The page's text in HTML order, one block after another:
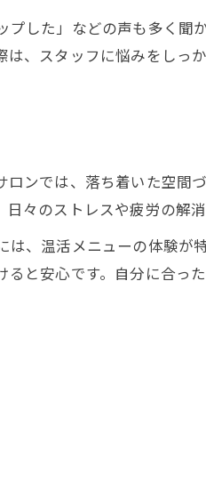
した」などの声も多く聞
、スタッフに悩みをしっ
ンでは、落ち着いた空間
々のストレスや疲労の解消
、温活メニューの体験が
と安心です。自分に合っ